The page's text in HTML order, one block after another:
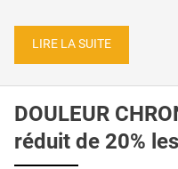
LIRE LA SUITE
DOULEUR
réduit de 20%